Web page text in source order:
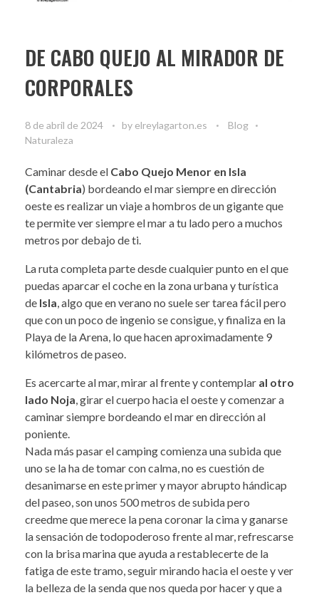
DE CABO QUEJO AL MIRADOR DE
CORPORALES
8 de abril de 2024 by elreylagarton.es
Blog
Naturaleza
Caminar desde el Cabo Quejo Menor en Isla
(Cantabria) bordeando el mar siempre en dirección
oeste es realizar un viaje a hombros de un gigante que
te permite ver siempre el mar a tu lado pero a muchos
metros por debajo de ti.
La ruta completa parte desde cualquier punto en el que
puedas aparcar el coche en la zona urbana y turística
de Isla , algo que en verano no suele ser tarea fácil pero
que con un poco de ingenio se consigue, y finaliza en la
Playa de la Arena, lo que hacen aproximadamente 9
kilómetros de paseo.
Es acercarte al mar, mirar al frente y contemplar al otro
lado Noja , girar el cuerpo hacia el oeste y comenzar a
caminar siempre bordeando el mar en dirección al
poniente.
Nada más pasar el camping comienza una subida que
uno se la ha de tomar con calma, no es cuestión de
desanimarse en este primer y mayor abrupto hándicap
del paseo, son unos 500 metros de subida pero
creedme que merece la pena coronar la cima y ganarse
la sensación de todopoderoso frente al mar, refrescarse
con la brisa marina que ayuda a restablecerte de la
fatiga de este tramo, seguir mirando hacia el oeste y ver
la belleza de la senda que nos queda por hacer y que a